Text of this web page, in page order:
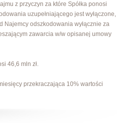
z przyczyn za które Spółka ponosi
uzupełniającego jest wyłączone,
odszkodowania wyłącznie za
zawarcia w/w opisanej umowy
46,6 mln zł.
przekraczająca 10% wartości